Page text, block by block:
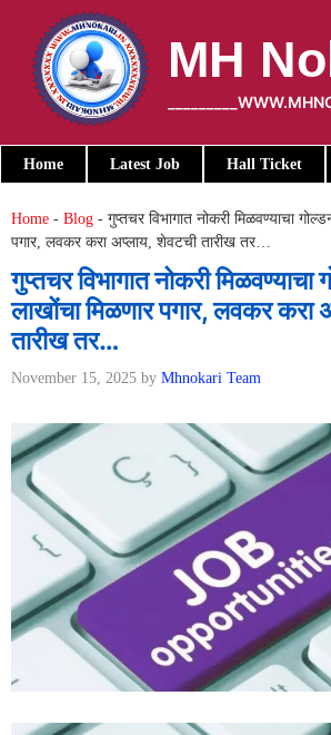
content
MH
Home Latest Job Hall Ticket
Home - Blog - गुप्तचर विभागात नोकरी मिळवण्याचा
पगार, लवकर करा अप्लाय, शेवटची तारीख तर…
गुप्तचर विभागात नोकरी मिळवण्याचा
लाखोंचा मिळणार पगार, लवकर करा
तारीख तर…
November 15, 2025 by Mhnokari Team